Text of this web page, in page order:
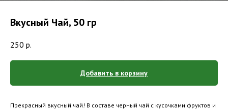
Вкусный Чай, 50 гр
250 р.
Добавить в корзину
Прекрасный вкусный чай! В составе черный чай с кусочками фруктов и